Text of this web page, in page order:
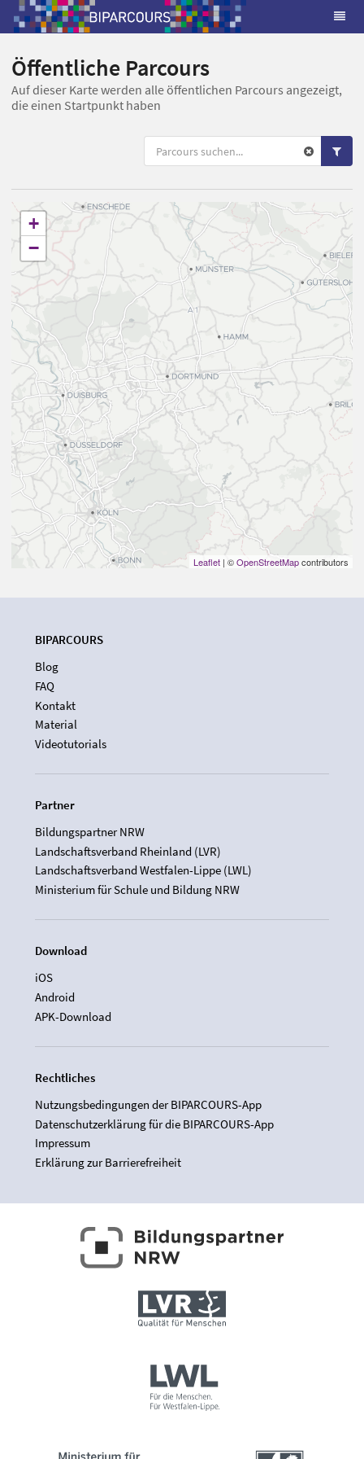
Öffentliche Parcours
Auf dieser Karte werden alle öffentlichen Parcours angezeigt,
die einen Startpunkt haben
+
−
Leaflet | ©OpenStreetMapcontributors
BIPARCOURS
Blog
FAQ
Kontakt
Material
Videotutorials
Partner
Bildungspartner NRW
Landschaftsverband Rheinland (LVR)
Landschaftsverband Westfalen-Lippe (LWL)
Ministerium für Schule und Bildung NRW
Download
iOS
Android
APK-Download
Rechtliches
Nutzungsbedingungen der BIPARCOURS-App
Datenschutzerklärung für die BIPARCOURS-App
Impressum
Erklärung zur Barrierefreiheit